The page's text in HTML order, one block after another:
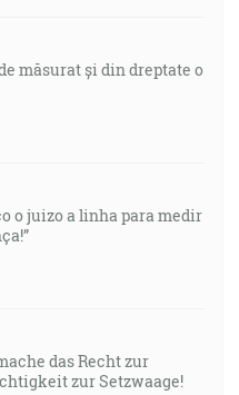
măsurat și din dreptate o
o juizo a linha para medir
das Recht zur
zur Setzwaage!